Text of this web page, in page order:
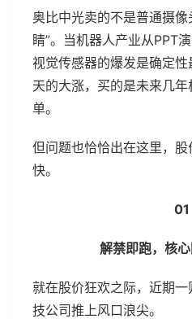
奥比中光卖的不是普通摄
睛”。当机器人产业从PPT
视觉传感器的爆发是确定
天的大涨，买的是未来几
单。
但问题也恰恰出在这里，
快。
01
解禁即跑，核
就在股价狂欢之际，近期
技公司推上风口浪尖。